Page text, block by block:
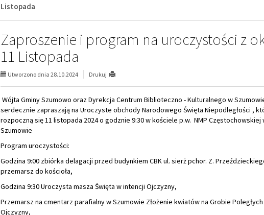
Listopada
Zaproszenie i program na uroczystości z
11 Listopada
Utworzono dnia 28.10.2024 Drukuj
Wójta Gminy Szumowo oraz Dyrekcja Centrum Biblioteczno - Kulturalnego w
serdecznie zapraszają na Uroczyste obchody Narodowego Święta Niepodległości ,
rozpoczną się 11 listopada 2024 o godznie 9:30 w kościele p.w. NMP Częstochowskiej
Szumowie
Program uroczystości:
Godzina 9:00 zbiórka delagacji przed budynkiem CBK ul. sierż pchor. Z.
przemarsz do kościoła,
Godzina 9:30 Uroczysta masza Święta w intencji Ojczyzny,
Przemarsz na cmentarz parafialny w Szumowie Złożenie kwiatów na Grobie Poległych
Ojczyzny,